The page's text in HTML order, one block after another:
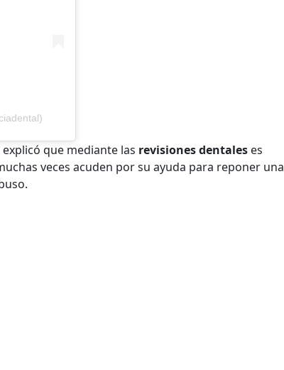
explicó que mediante las revisiones dentales es
veces acuden por su ayuda para reponer una